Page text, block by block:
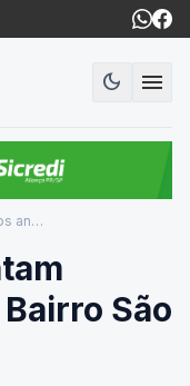
dark_modeModo
menu
São